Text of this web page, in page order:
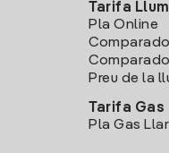
Tarifa Llum
Pla Online
Preu de la
Tarifa Gas
Pla Gas Llar